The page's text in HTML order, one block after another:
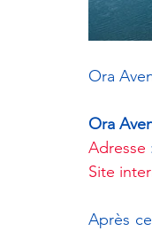
Ora
Ora
Adresse
Site
Après